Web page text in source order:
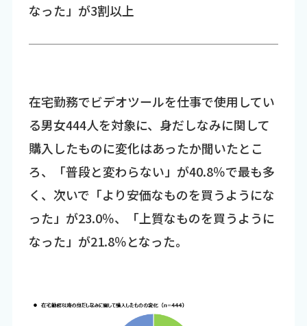
なった」が3割以上
在宅勤務でビデオツールを仕事で使用してい
る男女444人を対象に、身だしなみに関して
購入したものに変化はあったか聞いたとこ
ろ、「普段と変わらない」が40.8％で最も多
く、次いで「より安価なものを買うようにな
った」が23.0％、「上質なものを買うように
なった」が21.8％となった。